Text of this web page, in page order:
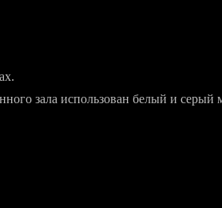
зала использован белый и